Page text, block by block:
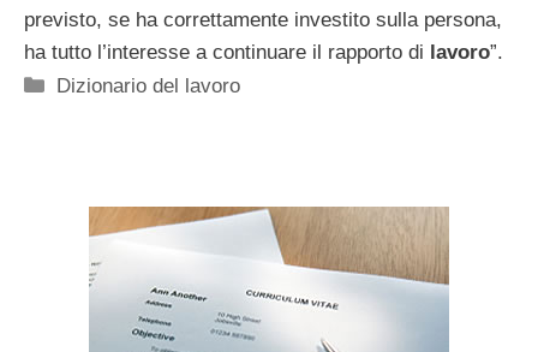
previsto, se ha correttamente investito sulla persona,
ha tutto l’interesse a continuare il rapporto di lavoro”.
Categorie
Dizionario del lavoro